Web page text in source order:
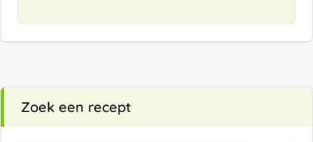
Zoek een recept